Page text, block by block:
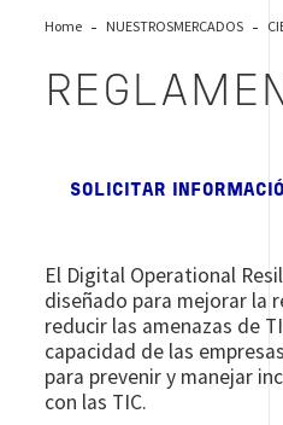
Home NUESTROSMERCADOS
SOLICITAR
El Digital Operational
diseñado para mejorar la
reducir las amenazas de
capacidad de las
para prevenir y manejar
con las TIC.